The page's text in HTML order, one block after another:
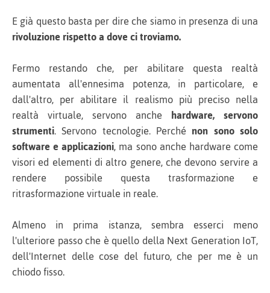
E già questo basta per dire che siamo in presenza di una
rivoluzione rispetto a dove ci troviamo.
Fermo restando che, per abilitare questa realtà
aumentata all'ennesima potenza, in particolare, e
dall'altro, per abilitare il realismo più preciso nella
realtà virtuale, servono anche hardware, servono
strumenti. Servono tecnologie. Perché non sono solo
software e applicazioni, ma sono anche hardware come
visori ed elementi di altro genere, che devono servire a
rendere possibile questa trasformazione e
ritrasformazione virtuale in reale.
Almeno in prima istanza, sembra esserci meno
l'ulteriore passo che è quello della Next Generation IoT,
dell'Internet delle cose del futuro, che per me è un
chiodo fisso.